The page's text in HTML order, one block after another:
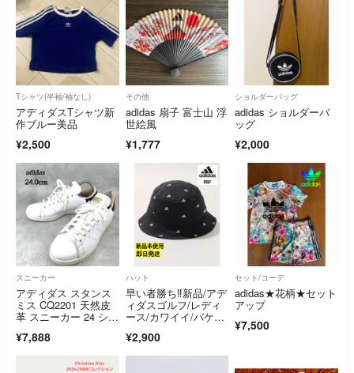
Tシャツ(半袖/袖なし)
アディダスTシャツ新
作ブルー美品
¥2,500
その他
adidas 扇子 富士山 浮
世絵風
¥1,777
ショルダーバッグ
adidas ショルダーバ
ッグ
¥2,000
スニーカー
アディダス スタンス
ミス CQ2201 天然皮
革 スニーカー 24 シボ
¥7,888
ハット
早い者勝ち‼️新品/アデ
ィダスゴルフ/レディ
ース/カワイイ/バケッ
¥2,900
セット/コーデ
adidas★花柄★セット
アップ
¥7,500